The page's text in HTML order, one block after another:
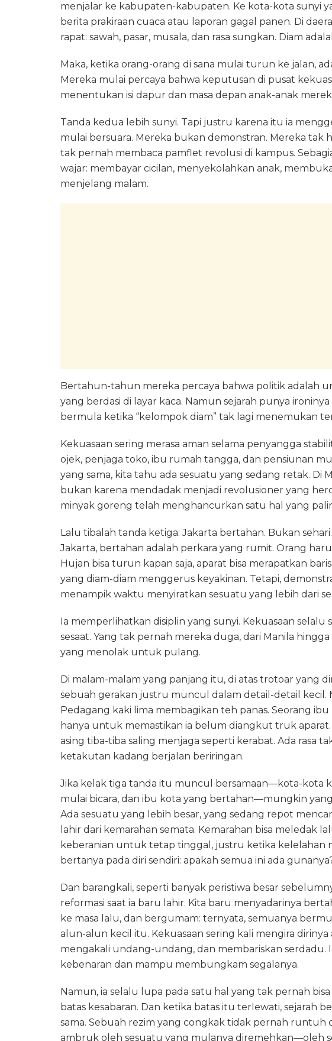
menjalar ke kabupaten-kabupaten. Ke kota-kota sunyi
berita prakiraan cuaca atau laporan gagal panen. Di
rapat: sawah, pasar, musala, dan rasa sungkan. Diam
Maka, ketika orang-orang di sana mulai turun ke jalan,
Mereka mulai percaya bahwa keputusan di pusat
menentukan isi dapur dan masa depan anak-anak
Tanda kedua lebih sunyi. Tapi justru karena itu ia
mulai bersuara. Mereka bukan demonstran. Mereka tak
tak pernah membaca pamflet revolusi di kampus.
wajar: membayar cicilan, menyekolahkan anak,
menjelang malam.
Bertahun-tahun mereka percaya bahwa politik adalah
yang berdasi di layar kaca. Namun sejarah punya
bermula ketika “kelompok diam” tak lagi menemukan
Kekuasaan sering merasa aman selama penyangga
ojek, penjaga toko, ibu rumah tangga, dan pensiunan
yang sama, kita tahu ada sesuatu yang sedang retak. Di
bukan karena mendadak menjadi revolusioner yang
minyak goreng telah menghancurkan satu hal yang
Lalu tibalah tanda ketiga: Jakarta bertahan. Bukan
Jakarta, bertahan adalah perkara yang rumit. Orang
Hujan bisa turun kapan saja, aparat bisa merapatkan
yang diam-diam menggerus keyakinan. Tetapi,
menampik waktu menyiratkan sesuatu yang lebih dari
Ia memperlihatkan disiplin yang sunyi. Kekuasaan selalu
sesaat. Yang tak pernah mereka duga, dari Manila
yang menolak untuk pulang.
Di malam-malam yang panjang itu, di atas trotoar yang
sebuah gerakan justru muncul dalam detail-detail kecil.
Pedagang kaki lima membagikan teh panas. Seorang
hanya untuk memastikan ia belum diangkut truk
asing tiba-tiba saling menjaga seperti kerabat. Ada rasa
ketakutan kadang berjalan beriringan.
Jika kelak tiga tanda itu muncul bersamaan—kota-kota
mulai bicara, dan ibu kota yang bertahan—mungkin
Ada sesuatu yang lebih besar, yang sedang repot
lahir dari kemarahan semata. Kemarahan bisa meledak
keberanian untuk tetap tinggal, justru ketika kelelahan
bertanya pada diri sendiri: apakah semua ini ada
Dan barangkali, seperti banyak peristiwa besar
reformasi saat ia baru lahir. Kita baru menyadarinya
ke masa lalu, dan bergumam: ternyata, semuanya
alun-alun kecil itu. Kekuasaan sering kali mengira
mengakali undang-undang, dan membariskan serdadu.
kebenaran dan mampu membungkam segalanya.
Namun, ia selalu lupa pada satu hal yang tak pernah
batas kesabaran. Dan ketika batas itu terlewati, sejarah
sama. Sebuah rezim yang congkak tidak pernah runtuh
ambruk oleh sesuatu yang mulanya diremehkan—oleh